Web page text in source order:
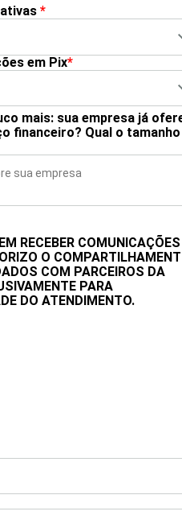
*
em Pix*
mais: sua empresa já
financeiro? Qual o
RECEBER
O
COM PARCEIROS DA
PARA
DO ATENDIMENTO.